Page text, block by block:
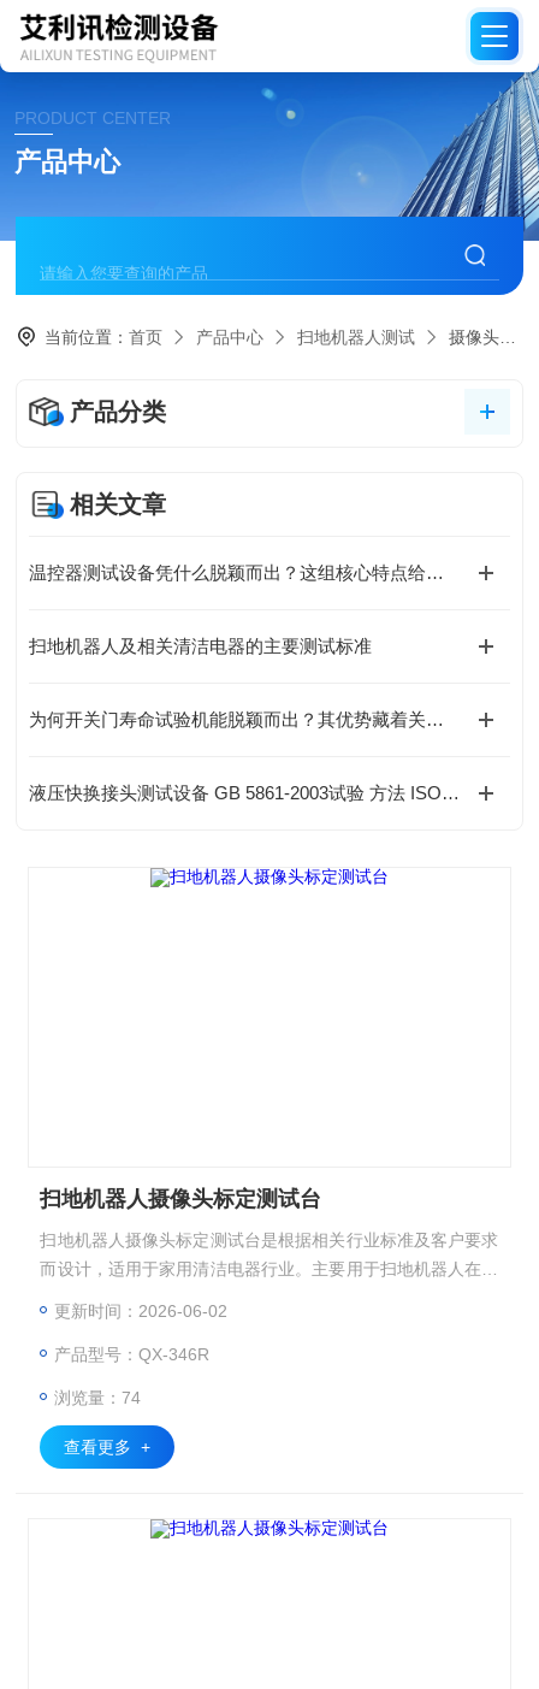
PRODUCT CENTER
产品中心
当前位置：首页 产品中心 扫地机器人测试 摄像头标定测试台
产品分类
相关文章
温控器测试设备凭什么脱颖而出？这组核心特点给出答案
扫地机器人及相关清洁电器的主要测试标准
为何开关门寿命试验机能脱颖而出？其优势藏着关键答案
液压快换接头测试设备 GB 5861-2003试验 方法 ISO 7241-2
扫地机器人摄像头标定测试台
扫地机器人摄像头标定测试台是根据相关行业标准及客户要求
而设计，适用于家用清洁电器行业。主要用于扫地机器人在标
更新时间：2026-06-02
产品型号：QX-346R
浏览量：74
查看更多 +